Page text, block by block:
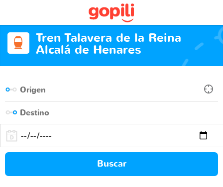
Tren Talavera de la Reina
Alcalá de Henares
Buscar